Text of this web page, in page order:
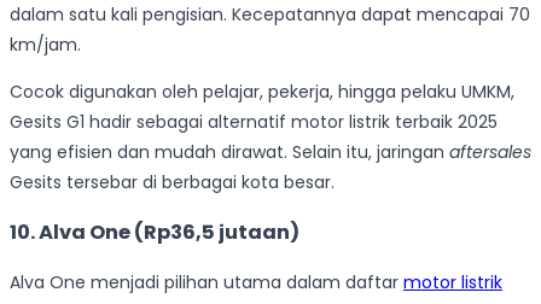
dalam satu kali pengisian. Kecepatannya dapat mencapai 70
km/jam.
Cocok digunakan oleh pelajar, pekerja, hingga pelaku UMKM,
Gesits G1 hadir sebagai alternatif motor listrik terbaik 2025
yang efisien dan mudah dirawat. Selain itu, jaringan aftersales
Gesits tersebar di berbagai kota besar.
10. Alva One (Rp36,5 jutaan)
Alva One menjadi pilihan utama dalam daftar motor listrik